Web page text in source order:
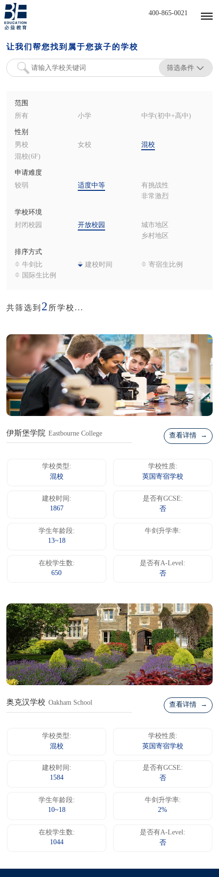
400-865-0021
让我们帮您找到属于您孩子的学校
筛选条件
范围
所有
小学 中学(初中+高中)
性别
男校
女校
混校
混校(6F)
申请难度
较弱
适度中等
有挑战性
非常激烈
学校环境
封闭校园
开放校园
城市地区
乡村地区
排序方式
牛剑比
建校时间
寄宿生比例
国际生比例
共筛选到 2 所学校...
伊斯堡学院 Eastbourne College 查看详情 →
学校类型:
混校
学校性质:
英国寄宿学校
建校时间:
1867
是否有GCSE:
否
学生年龄段:
13~18
牛剑升学率:
在校学生数:
650
是否有A-Level:
否
奥克汉学校 Oakham School 查看详情 →
学校类型:
混校
学校性质:
英国寄宿学校
建校时间:
1584
是否有GCSE:
否
学生年龄段:
10~18
牛剑升学率:
2%
在校学生数:
1044
是否有A-Level:
否